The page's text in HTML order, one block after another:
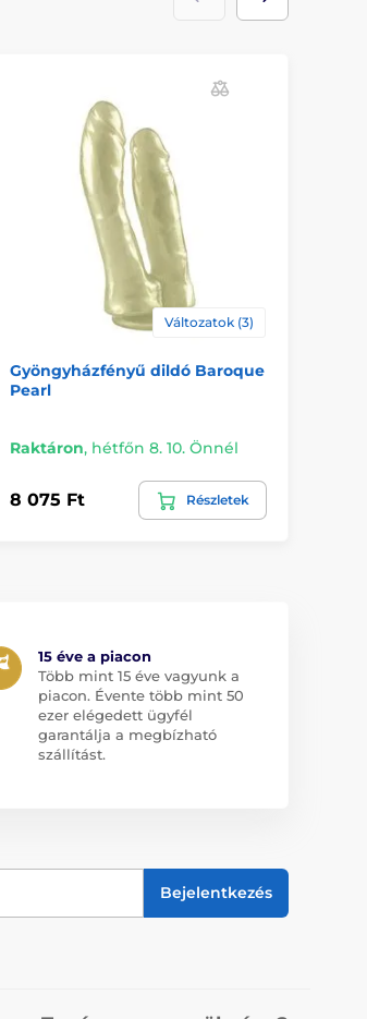
Változatok (3)
Gyöngyházfényű dildó Baroque
Pearl
Raktáron, hétfőn 8. 10. Önnél
8 075 Ft Részletek
15 éve a piacon
Több mint 15 éve vagyunk a
piacon. Évente több mint 50
ezer elégedett ügyfél
garantálja a megbízható
szállítást.
Bejelentkezés